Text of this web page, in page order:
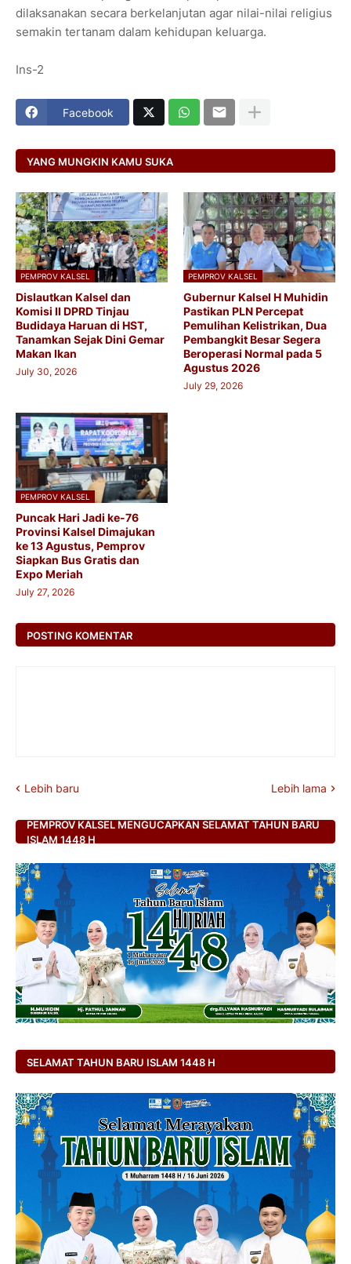
dilaksanakan secara berkelanjutan agar nilai-nilai religius
semakin tertanam dalam kehidupan keluarga.
Ins-2
Facebook
YANG MUNGKIN KAMU SUKA
PEMPROV KALSEL
Dislautkan Kalsel dan
Komisi II DPRD Tinjau
Budidaya Haruan di HST,
Tanamkan Sejak Dini Gemar
Makan Ikan
July 30, 2026
PEMPROV KALSEL
Gubernur Kalsel H Muhidin
Pastikan PLN Percepat
Pemulihan Kelistrikan, Dua
Pembangkit Besar Segera
Beroperasi Normal pada 5
Agustus 2026
July 29, 2026
PEMPROV KALSEL
Puncak Hari Jadi ke-76
Provinsi Kalsel Dimajukan
ke 13 Agustus, Pemprov
Siapkan Bus Gratis dan
Expo Meriah
July 27, 2026
POSTING KOMENTAR
Lebih baru Lebih lama
PEMPROV KALSEL MENGUCAPKAN SELAMAT TAHUN BARU
ISLAM 1448 H
SELAMAT TAHUN BARU ISLAM 1448 H